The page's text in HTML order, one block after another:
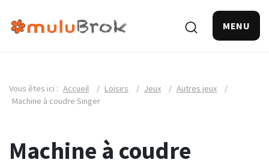
MENU
Vous êtes ici : Accueil / Loisirs / Jeux / Autres jeux
/
Machine à coudre Singer
Machine à coudre